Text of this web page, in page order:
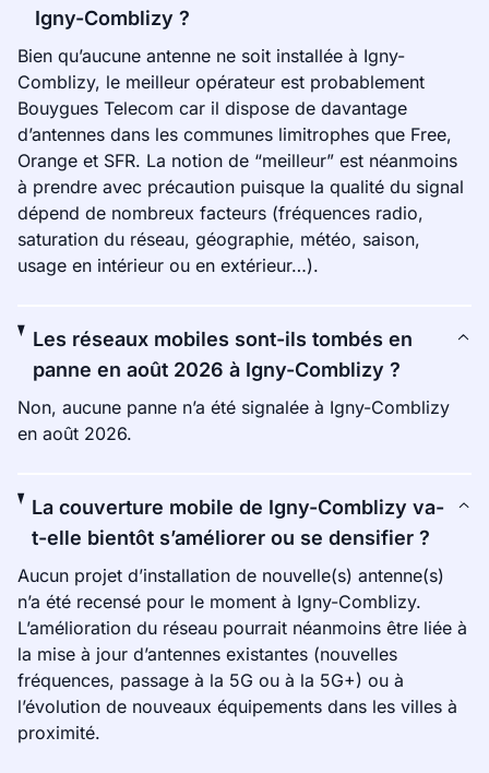
Igny-Comblizy ?
Bien qu’aucune antenne ne soit installée à Igny-
Comblizy, le meilleur opérateur est probablement
Bouygues Telecom car il dispose de davantage
d’antennes dans les communes limitrophes que Free,
Orange et SFR. La notion de “meilleur” est néanmoins
à prendre avec précaution puisque la qualité du signal
dépend de nombreux facteurs (fréquences radio,
saturation du réseau, géographie, météo, saison,
usage en intérieur ou en extérieur…).
Les réseaux mobiles sont-ils tombés en
panne en août 2026 à Igny-Comblizy ?
Non, aucune panne n’a été signalée à Igny-Comblizy
en août 2026.
La couverture mobile de Igny-Comblizy va-
t-elle bientôt s’améliorer ou se densifier ?
Aucun projet d’installation de nouvelle(s) antenne(s)
n’a été recensé pour le moment à Igny-Comblizy.
L’amélioration du réseau pourrait néanmoins être liée à
la mise à jour d’antennes existantes (nouvelles
fréquences, passage à la 5G ou à la 5G+) ou à
l’évolution de nouveaux équipements dans les villes à
proximité.